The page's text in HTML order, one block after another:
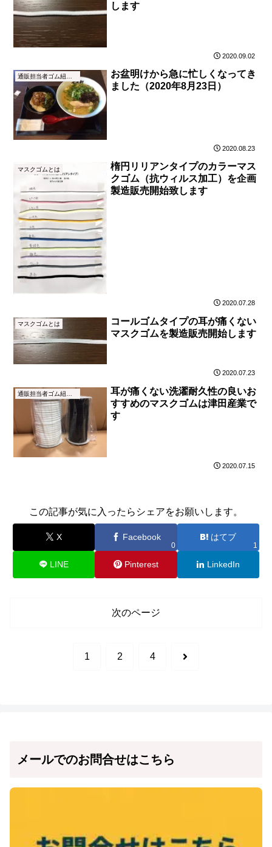
します
2020.09.02
通販担当者ゴム紐ブログ
お盆明けから急に忙しくなってき
ました（2020年8月23日）
2020.08.23
マスクゴムとは
楕円リリアンタイプのカラーマス
クゴム（抗ウィルス加工）を企画
製造販売開始致します
2020.07.28
マスクゴムとは
コールゴムタイプの耳が痛くない
マスクゴムを製造販売開始します
2020.07.23
耳が痛くない洗濯耐久性の良いお
すすめのマスクゴムは津田産業で
す
2020.07.15
この記事が気に入ったらシェアをお願いします。
X Facebook
0
はてブ
1
LINE Pinterest LinkedIn
次のページ
1 2 4 次
メールでのお問合せはこちら